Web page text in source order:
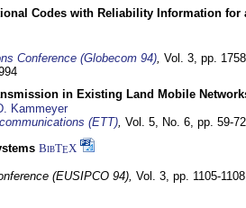
Codes with Reliability Information for
Conference (Globecom 94), Vol. 3, pp.
in Existing Land Mobile
Kammeyer
(ETT), Vol. 5, No. 6, pp. 59-
BibTEX
(EUSIPCO 94), Vol. 3, pp. 1105-